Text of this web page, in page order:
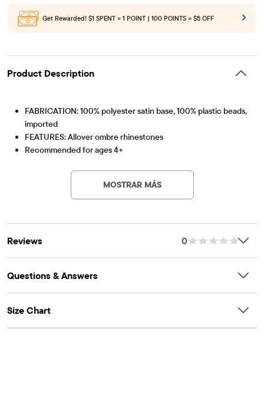
Get Rewarded! $1 SPENT = 1 POINT | 100 POINTS = $5 OFF
Product Description
FABRICATION: 100% polyester satin base, 100% plastic beads,
imported
FEATURES: Allover ombre rhinestones
Recommended for ages 4+
MOSTRAR MÁS
Reviews 0
Questions & Answers
Size Chart